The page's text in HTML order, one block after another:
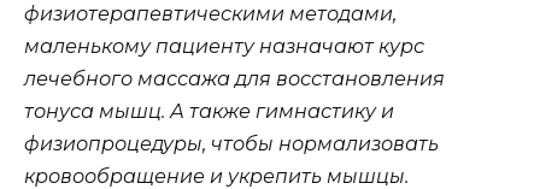
физиотерапевтическими методами,
маленькому пациенту назначают курс
лечебного массажа для восстановления
тонуса мышц. А также гимнастику и
физиопроцедуры, чтобы нормализовать
кровообращение и укрепить мышцы.